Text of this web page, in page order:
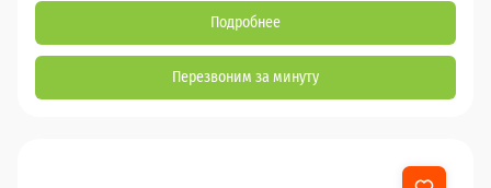
Подробнее
Перезвоним за минуту